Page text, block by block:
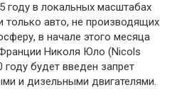
году в локальных масштабах
только авто, не производящих
в начале этого месяца
Николя Юло (Nicols
будет введен запрет
и дизельными двигателями.